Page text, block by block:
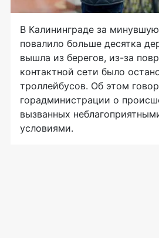
В Калининграде за
повалило больше десятка
вышла из берегов, из-за
контактной сети было
троллейбусов. Об этом
горадминистрации о
вызванных
условиями.